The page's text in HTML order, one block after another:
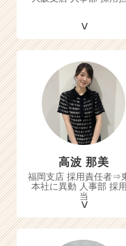
高波 那美
福岡支店 採用責任者⇒
本社に異動 人事部 採
当